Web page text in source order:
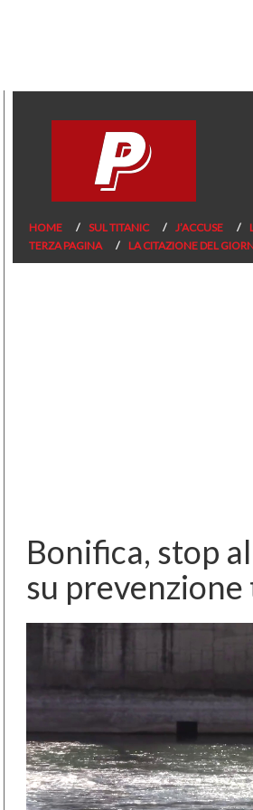
HOME SUL TITANIC J’ACCUSE
TERZA PAGINA
LA CITAZIONE DEL
Bonifica, stop
su